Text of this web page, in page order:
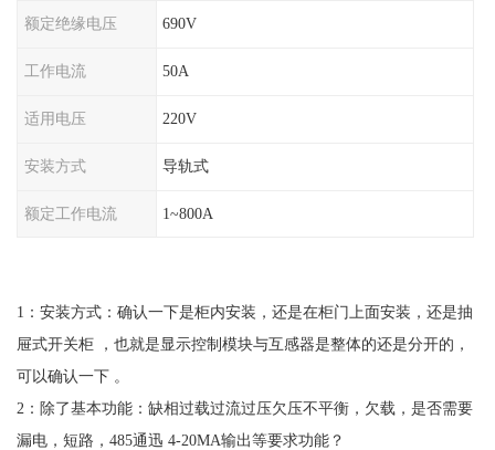
额定绝缘电压 690V
工作电流 50A
适用电压 220V
安装方式 导轨式
额定工作电流 1~800A
1：安装方式：确认一下是柜内安装，还是在柜门上面安装，还是抽
屉式开关柜 ，也就是显示控制模块与互感器是整体的还是分开的，
可以确认一下 。
2：除了基本功能：缺相过载过流过压欠压不平衡，欠载，是否需要
漏电，短路，485通迅 4-20MA输出等要求功能？